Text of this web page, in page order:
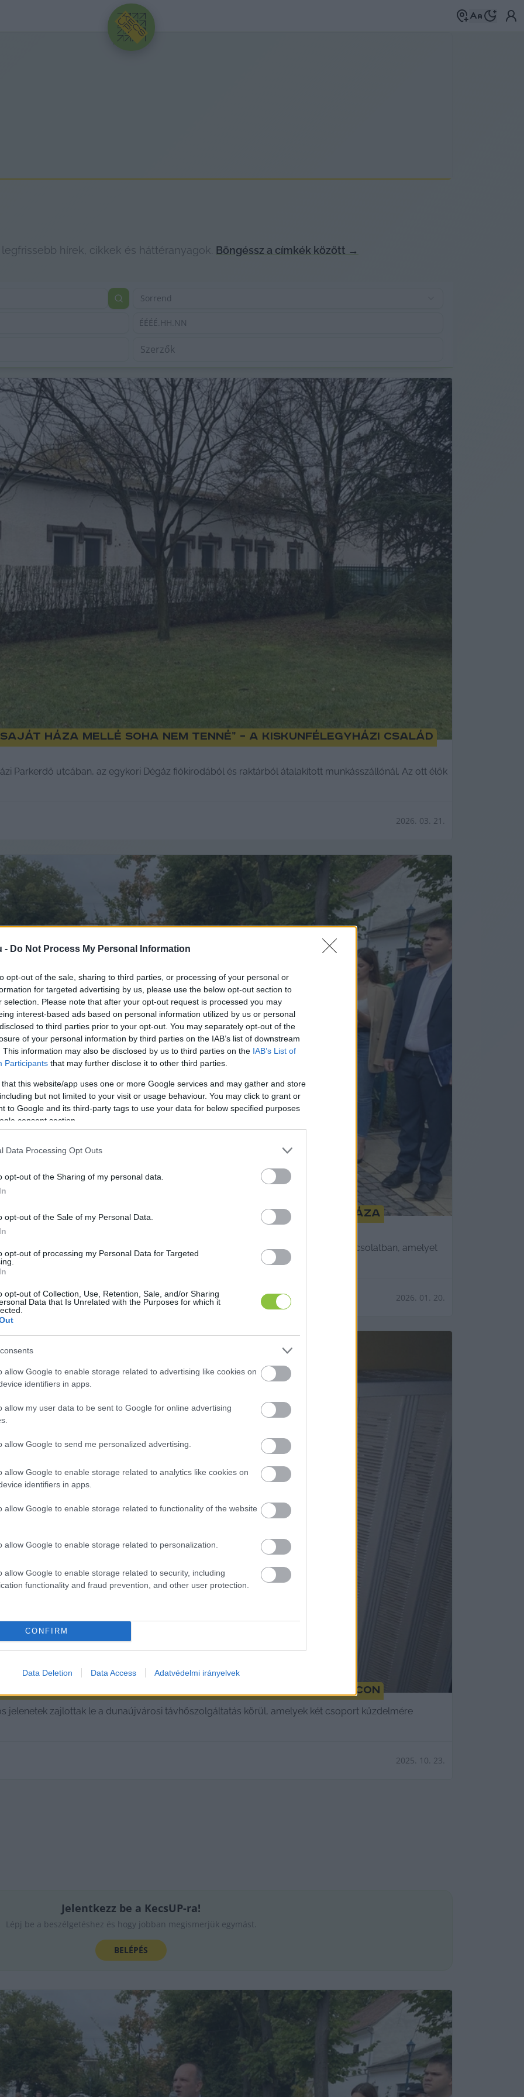
- Do Not Process My Personal Information
opt-out of the sale, sharing to third parties, or processing of your personal or
for targeted advertising by us, please use the below opt-out section to
selection. Please note that after your opt-out request is processed you may
interest-based ads based on personal information utilized by us or personal
to third parties prior to your opt-out. You may separately opt-out of the
of your personal information by third parties on the IAB’s list of downstream
This information may also be disclosed by us to third parties on the IAB’s List of
Participants that may further disclose it to other third parties.
that this website/app uses one or more Google services and may gather and store
but not limited to your visit or usage behaviour. You may click to grant or
to Google and its third-party tags to use your data for below specified purposes
consent section.
Data Processing Opt Outs
opt-out of the Sharing of my personal data.
opt-out of the Sale of my Personal Data.
opt-out of processing my Personal Data for Targeted
opt-out of Collection, Use, Retention, Sale, and/or Sharing
Data that Is Unrelated with the Purposes for which it
allow Google to enable storage related to advertising like cookies on
identifiers in apps.
allow my user data to be sent to Google for online advertising
allow Google to send me personalized advertising.
allow Google to enable storage related to analytics like cookies on
identifiers in apps.
allow Google to enable storage related to functionality of the website
allow Google to enable storage related to personalization.
allow Google to enable storage related to security, including
functionality and fraud prevention, and other user protection.
CONFIRM
Data Deletion Data Access Adatvédelmi irányelvek
HIRDETÉS
hírek, cikkek és háttéranyagok. Böngéssz a címkék között →
Sorrend
ÉÉÉÉ.HH.NN
háza mellé soha nem tenné” – a kiskunfélegyházi család
Parkerdő utcában, az egykori Dégáz fiókirodából és raktárból átalakított munkásszállónál. Az ott élők
2026. 03. 21.
korábbi kijelentését Csányi József, Kiskunfélegyháza
Kiskunfélegyháza kormánypárti polgármestere egy korábbi kijelentésével kapcsolatban, amelyet
2026. 01. 20.
politikai szálak a távhőszolgáltatói piacon
jelenetek zajlottak le a dunaújvárosi távhőszolgáltatás körül, amelyek két csoport küzdelmére
2025. 10. 23.
Jelentkezz be a KecsUP-ra!
Lépj be a beszélgetéshez és hogy jobban megismerjük egymást.
BELÉPÉS